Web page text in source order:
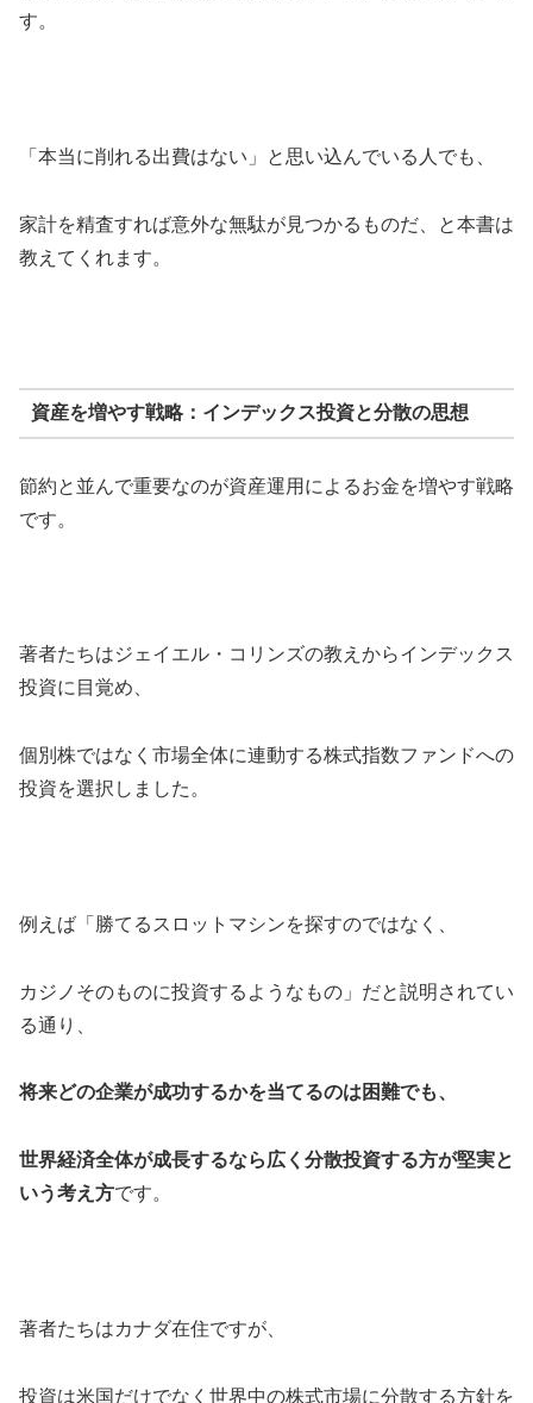
す。
「本当に削れる出費はない」と思い込んでいる人でも、
家計を精査すれば意外な無駄が見つかるものだ、と本書は
教えてくれます。
資産を増やす戦略：インデックス投資と分散の思想
節約と並んで重要なのが資産運用によるお金を増やす戦略
です。
著者たちはジェイエル・コリンズの教えからインデックス
投資に目覚め、
個別株ではなく市場全体に連動する株式指数ファンドへの
投資を選択しました。
例えば「勝てるスロットマシンを探すのではなく、
カジノそのものに投資するようなもの」だと説明されてい
る通り、
将来どの企業が成功するかを当てるのは困難でも、
世界経済全体が成長するなら広く分散投資する方が堅実と
いう考え方です。
著者たちはカナダ在住ですが、
投資は米国だけでなく世界中の株式市場に分散する方針を